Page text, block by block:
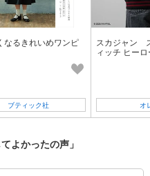
なるきれいめワンピ
ブティック社
スカジャン
ィッチ ヒー
オ
よかったの声」